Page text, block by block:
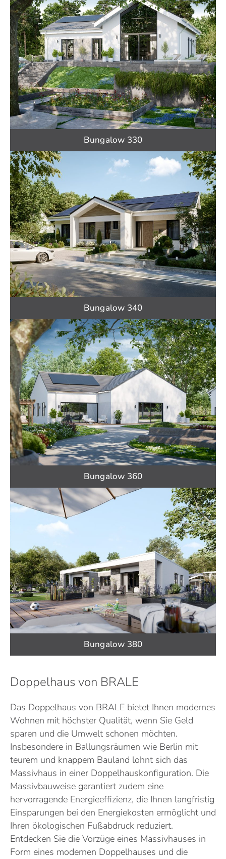
Bungalow 330
Bungalow 340
Bungalow 360
Bungalow 380
Doppelhaus von BRALE
Das Doppelhaus von BRALE bietet Ihnen modernes
Wohnen mit höchster Qualität, wenn Sie Geld
sparen und die Umwelt schonen möchten.
Insbesondere in Ballungsräumen wie Berlin mit
teurem und knappem Bauland lohnt sich das
Massivhaus in einer Doppelhauskonfiguration. Die
Massivbauweise garantiert zudem eine
hervorragende Energieeffizienz, die Ihnen langfristig
Einsparungen bei den Energiekosten ermöglicht und
Ihren ökologischen Fußabdruck reduziert.
Entdecken Sie die Vorzüge eines Massivhauses in
Form eines modernen Doppelhauses und die